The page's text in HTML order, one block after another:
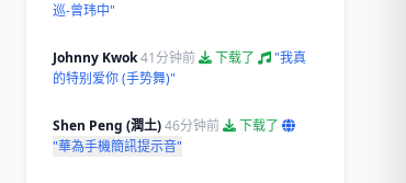
巡-曾玮中"
Johnny Kwok41分钟前 下载了
"我真
的特别爱你 (手势舞)"
Shen Peng (潤土)46分钟前
下载了
"華為手機簡訊提示音"